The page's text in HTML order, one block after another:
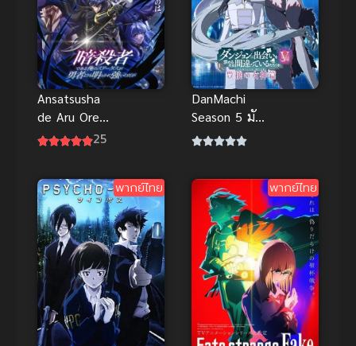
Ansatsusha
de Aru Ore
no Status ga
25
DanMachi
Season 5 มัน
ผิดรึไงถ้าใจ
ภาค 5
พากย์ไทย พากย์ไทย